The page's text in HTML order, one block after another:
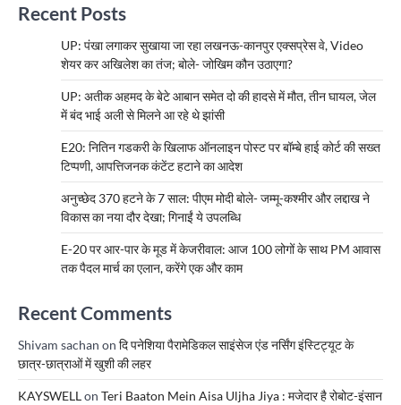
Recent Posts
UP: पंखा लगाकर सुखाया जा रहा लखनऊ-कानपुर एक्सप्रेस वे, Video
शेयर कर अखिलेश का तंज; बोले- जोखिम कौन उठाएगा?
UP: अतीक अहमद के बेटे आबान समेत दो की हादसे में मौत, तीन घायल, जेल
में बंद भाई अली से मिलने आ रहे थे झांसी
E20: नितिन गडकरी के खिलाफ ऑनलाइन पोस्ट पर बॉम्बे हाई कोर्ट की सख्त
टिप्पणी, आपत्तिजनक कंटेंट हटाने का आदेश
अनुच्छेद 370 हटने के 7 साल: पीएम मोदी बोले- जम्मू-कश्मीर और लद्दाख ने
विकास का नया दौर देखा; गिनाईं ये उपलब्धि
E-20 पर आर-पार के मूड में केजरीवाल: आज 100 लोगों के साथ PM आवास
तक पैदल मार्च का एलान, करेंगे एक और काम
Recent Comments
Shivam sachan on दि पनेशिया पैरामेडिकल साइंसेज एंड नर्सिंग इंस्टिट्यूट के
छात्र-छात्राओं में खुशी की लहर
KAYSWELLon Teri Baaton Mein Aisa Uljha Jiya : मजेदार है रोबोट-इंसान